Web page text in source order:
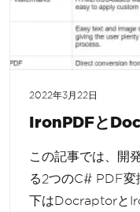
2022年3月22日
IronPDFと
この記事では、開
る2つのC# PDF変
下はDocraptorと